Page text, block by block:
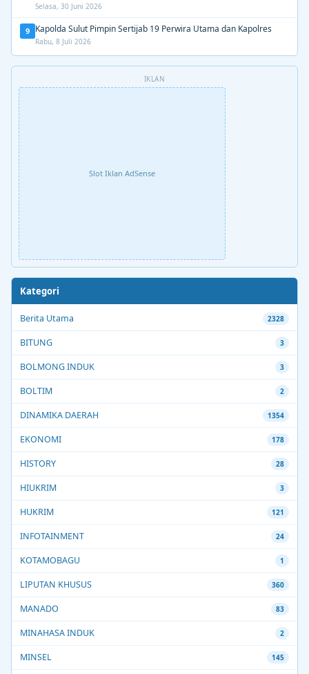
Selasa, 30 Juni 2026
9 Kapolda Sulut Pimpin Sertijab 19 Perwira Utama dan Kapolres
Rabu, 8 Juli 2026
IKLAN
Slot Iklan AdSense
Kategori
Berita Utama 2328
BITUNG 3
BOLMONG INDUK 3
BOLTIM 2
DINAMIKA DAERAH 1354
EKONOMI 178
HISTORY 28
HIUKRIM 3
HUKRIM 121
INFOTAINMENT 24
KOTAMOBAGU 1
LIPUTAN KHUSUS 360
MANADO 83
MINAHASA INDUK 2
MINSEL 145